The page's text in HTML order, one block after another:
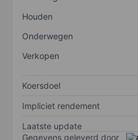
Houden
Onderwegen
Verkopen
Koersdoel
Impliciet rendement
Laatste update
Gegevens geleverd door